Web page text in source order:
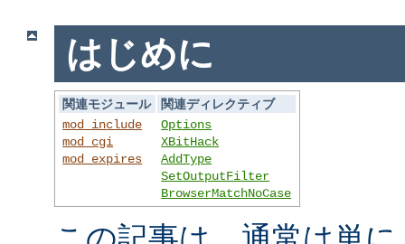
はじめに
関連モジュール
関連ディレクティブ
mod_include
mod_cgi
mod_expires
Options
XBitHack
AddType
SetOutputFilter
BrowserMatchNoCase